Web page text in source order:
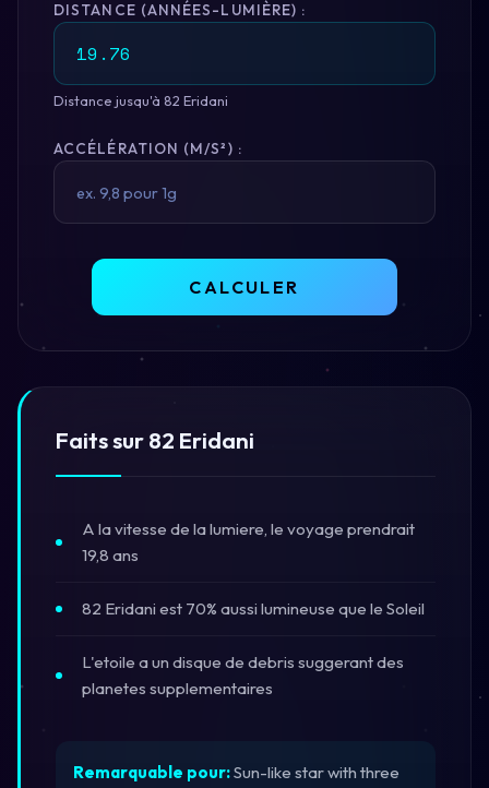
DISTANCE (ANNÉES-LUMIÈRE) :
Distance jusqu'à 82 Eridani
ACCÉLÉRATION (M/S²) :
CALCULER
Faits sur 82 Eridani
A la vitesse de la lumiere, le voyage prendrait
19,8 ans
82 Eridani est 70% aussi lumineuse que le Soleil
L'etoile a un disque de debris suggerant des
planetes supplementaires
Remarquable pour:Sun-like star with three